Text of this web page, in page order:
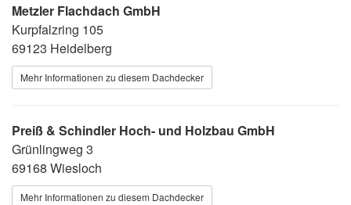
Metzler Flachdach GmbH
Kurpfalzring 105
69123 Heidelberg
Mehr Informationen zu diesem Dachdecker
Preiß & Schindler Hoch- und Holzbau GmbH
Grünlingweg 3
69168 Wiesloch
Mehr Informationen zu diesem Dachdecker